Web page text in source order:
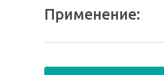
Применение: